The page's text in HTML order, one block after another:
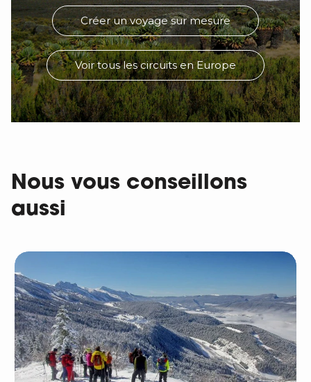
Créer un voyage sur mesure
Voir tous les circuits en Europe
Nous vous conseillons
aussi